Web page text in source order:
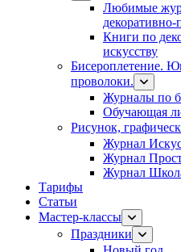
Любимые
декоративно-
Книги по
искусству
Бисероплетение.
проволоки.
Журналы по
Обучающая
Рисунок,
Журнал
Журнал
Журнал
Тарифы
Статьи
Мастер-классы
Праздники